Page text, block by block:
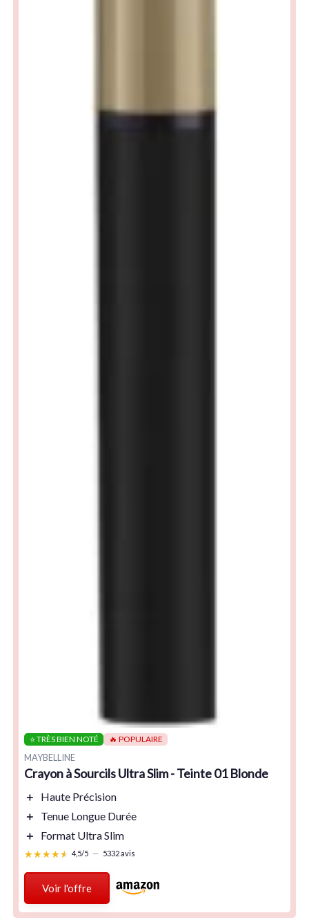
⭐ TRÈS BIEN NOTÉ 🔥 POPULAIRE
MAYBELLINE
Crayon à Sourcils Ultra Slim - Teinte 01 Blonde
＋
Haute Précision
＋
Tenue Longue Durée
＋
Format Ultra Slim
★★★★★
★★★★★ 4,5/5 — 5332 avis
Voir l'offre